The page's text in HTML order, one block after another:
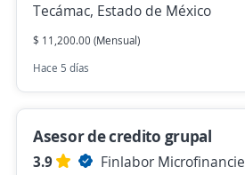
Tecámac, Estado de México
$ 11,200.00 (Mensual)
Hace 5 días
Asesor de credito grupal
3.9
Finlabor